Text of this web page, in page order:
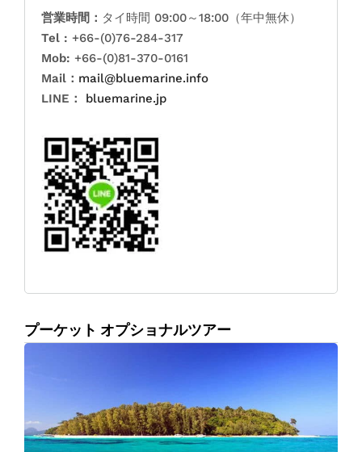
営業時間： タイ時間 09:00～18:00（年中無休）
Tel : +66-(0)76-284-317
Mob: +66-(0)81-370-0161
Mail： mail@bluemarine.info
LINE：
bluemarine.jp
プーケット オプショナルツアー